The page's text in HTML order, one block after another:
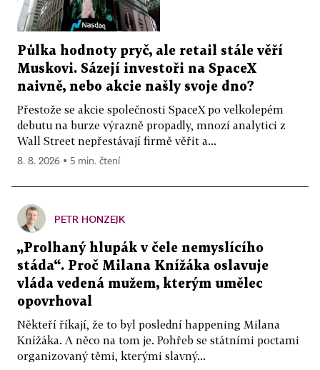
Půlka hodnoty pryč, ale retail stále věří
Muskovi. Sázejí investoři na SpaceX
naivně, nebo akcie našly svoje dno?
Přestože se akcie společnosti SpaceX po velkolepém
debutu na burze výrazně propadly, mnozí analytici z
Wall Street nepřestávají firmě věřit a...
8. 8. 2026 ▪ 5 min. čtení
PETR HONZEJK
„Prolhaný hlupák v čele nemyslícího
stáda“. Proč Milana Knížáka oslavuje
vláda vedená mužem, kterým umělec
opovrhoval
Někteří říkají, že to byl poslední happening Milana
Knížáka. A něco na tom je. Pohřeb se státními poctami
organizovaný těmi, kterými slavný...